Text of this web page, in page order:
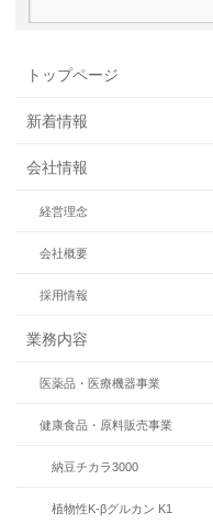
トップページ
新着情報
会社情報
経営理念
会社概要
採用情報
業務内容
医薬品・医療機器事業
健康食品・原料販売事業
納豆チカラ3000
植物性K-βグルカン K1